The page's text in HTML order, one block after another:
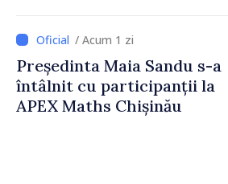
Strategică și Contracarare a
Dezinformării
/ Acum 1 zi
Președinta Maia Sandu s-a
întâlnit cu participanții la
APEX Maths Chișinău